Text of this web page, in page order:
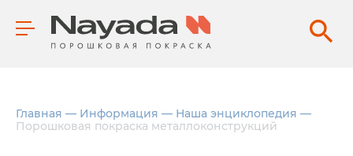
Главная — Информация — Наша энциклопедия —
Порошковая покраска металлоконструкций